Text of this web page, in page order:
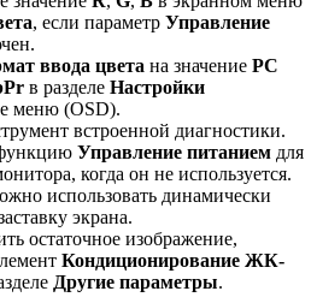
, если параметр Управление
ввода цвета на значение PC
в разделе Настройки
меню (OSD).
встроенной диагностики.
Управление питанием для
когда он не используется.
использовать динамически
экрана.
остаточное изображение,
Кондиционирование ЖК-
Другие параметры.